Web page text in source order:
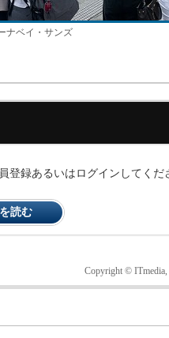
ナベイ・サンズ
録あるいはログインしてくだ
読む
Copyright © ITmedia,